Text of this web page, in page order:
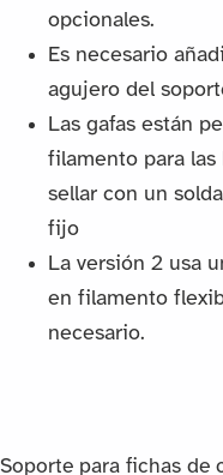
opcionales.
Es necesario
agujero del
Las gafas están
filamento para las
sellar con un
fijo
La versión 2 usa
en filamento
necesario.
Soporte para fichas de